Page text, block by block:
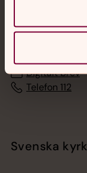
Akut samtals-
med en präst på
Digitalt brev
Telefon 112
Svenska